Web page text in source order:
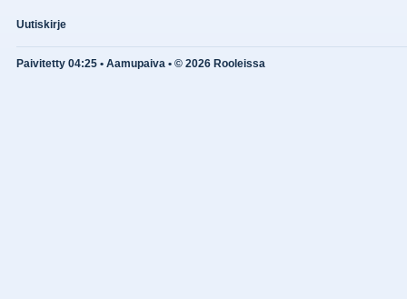
Uutiskirje
Paivitetty 04:25 • Aamupaiva • © 2026 Rooleissa